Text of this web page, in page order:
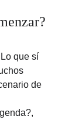
que sí
de